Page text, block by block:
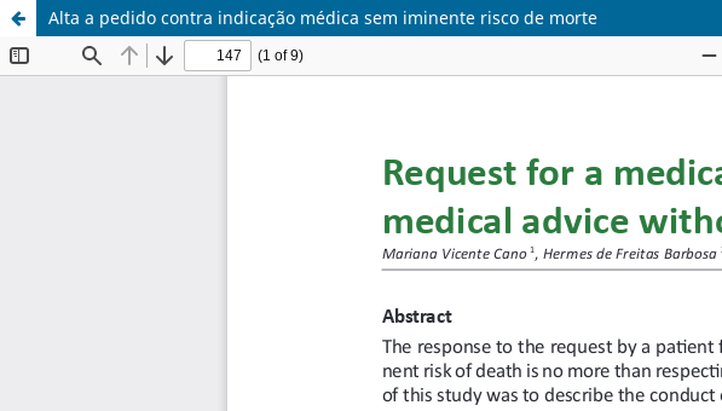
Alta a pedido contra indicação médica sem iminente risco de morte